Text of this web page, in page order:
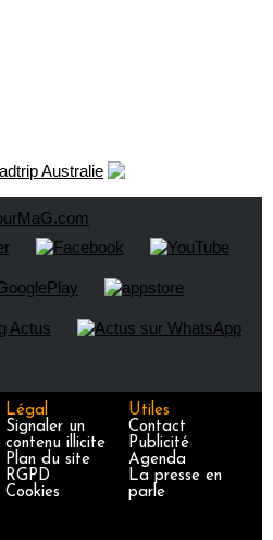
Légal
Signaler un
contenu illicite
Plan du site
RGPD
Cookies
Utiles
Contact
Publicité
Agenda
La presse en
parle